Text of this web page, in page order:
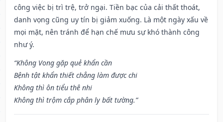
công việc bị trì trệ, trở ngại. Tiền bạc của cải thất thoát,
danh vọng cũng uy tín bị giảm xuống. Là một ngày xấu về
mọi mặt, nên tránh để hạn chế mưu sự khó thành công
như ý.
“Không Vong gặp quẻ khẩn cần
Bệnh tật khẩn thiết chẳng làm được chi
Không thì ôn tiểu thê nhi
Không thì trộm cắp phân ly bất tường.”